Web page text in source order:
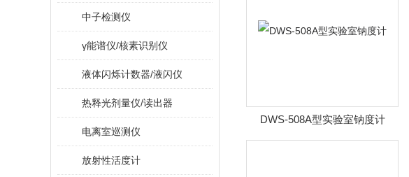
中子检测仪
γ能谱仪/核素识别仪
液体闪烁计数器/液闪仪
热释光剂量仪/读出器
电离室巡测仪
放射性活度计
DWS-508A型实验室钠度计